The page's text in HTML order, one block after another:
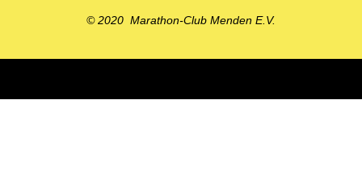
© 2020 Marathon-Club Menden E.V.